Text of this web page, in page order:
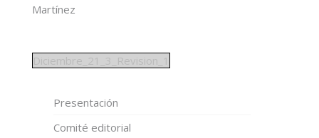
Martínez
Diciembre_21_3_Revision_1
Presentación
Comité editorial